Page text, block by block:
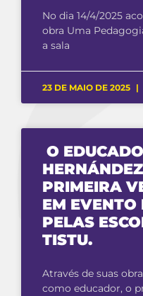
No dia 14/4/2025
obra Uma
a sala
23 DE MAIO DE 2025
O
PRIMEIRA
EM
PELAS
TISTU.
Através de suas
como educador, o